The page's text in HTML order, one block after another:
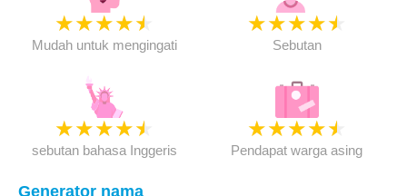
★★★★★
Mudah untuk mengingati
★★★★★
Sebutan
★★★★★
sebutan bahasa Inggeris
★★★★★
Pendapat warga asing
Generator nama